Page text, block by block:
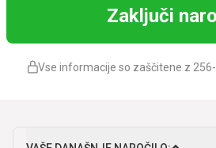
Zaključi
Vse informacije so zaščitene z